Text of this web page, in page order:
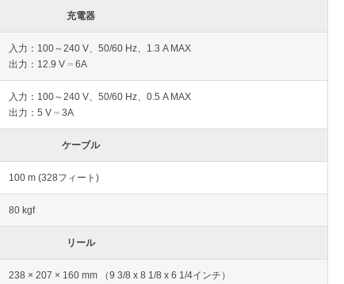
充電器
入力：100～240 V、50/60 Hz、1.3 A MAX
出力：12.9 V ⎓ 6A
入力：100～240 V、50/60 Hz、0.5 A MAX
出力：5 V ⎓ 3A
ケーブル
100 m (328フィート)
80 kgf
リール
238 × 207 × 160 mm （9 3/8 x 8 1/8 x 6 1/4インチ）